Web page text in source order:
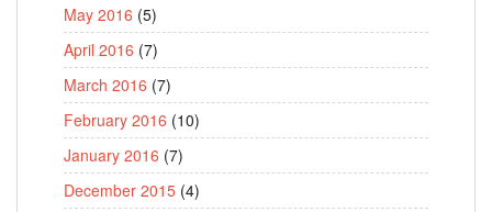
May 2016 (5)
April 2016 (7)
March 2016 (7)
February 2016 (10)
January 2016 (7)
December 2015 (4)